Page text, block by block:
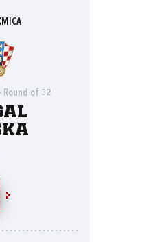
Round of 32